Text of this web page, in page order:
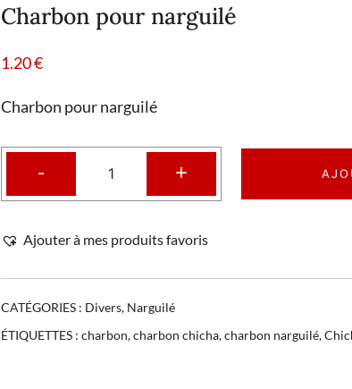
Charbon pour narguilé
1.20€
Charbon pour narguilé
- +
Ajouter à mes produits favoris
CATÉGORIES : Divers, Narguilé
ÉTIQUETTES : charbon,charbon chicha,charbon narguilé,